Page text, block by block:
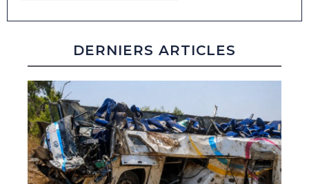
DERNIERS ARTICLES